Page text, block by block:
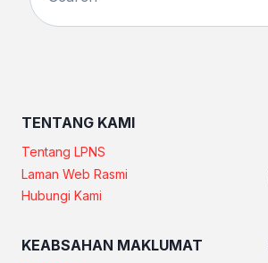
TENTANG KAMI
Tentang LPNS
Laman Web Rasmi
Hubungi Kami
KEABSAHAN MAKLUMAT